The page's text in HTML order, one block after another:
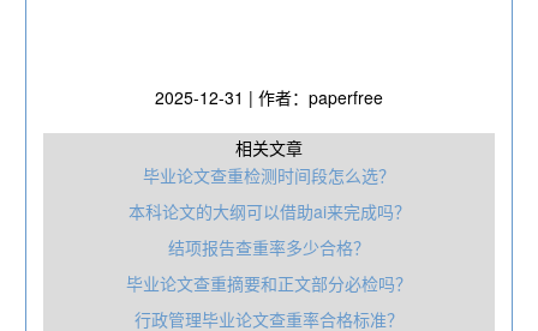
2025-12-31 | 作者：paperfree
相关文章
毕业论文查重检测时间段怎么选？
本科论文的大纲可以借助ai来完成吗？
结项报告查重率多少合格？
毕业论文查重摘要和正文部分必检吗？
行政管理毕业论文查重率合格标准？